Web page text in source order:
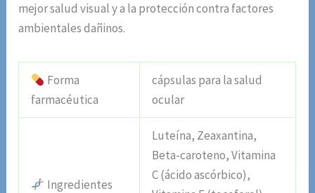
mejor salud visual y a la protección contra factores
ambientales dañinos.
Forma
farmacéutica
cápsulas para la salud
ocular
Ingredientes
Luteína, Zeaxantina,
Beta-caroteno, Vitamina
C (ácido ascórbico),